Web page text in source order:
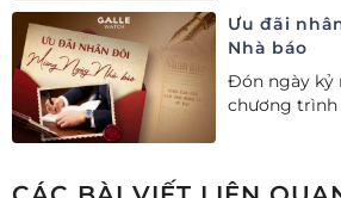
Gia đình Việt
Ưu đãi
Nhà báo
Đón ngày kỷ
chương